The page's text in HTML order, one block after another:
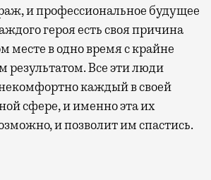
и профессиональное будущее
героя есть своя причина
месте в одно время с крайне
результатом. Все эти люди
каждый в своей
сфере, и именно эта их
и позволит им спастись.